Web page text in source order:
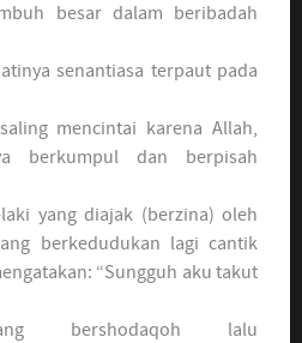
besar dalam beribadah
senantiasa terpaut pada
mencintai karena Allah,
berkumpul dan berpisah
yang diajak (berzina) oleh
berkedudukan lagi cantik
“Sungguh aku takut
bershodaqoh lalu